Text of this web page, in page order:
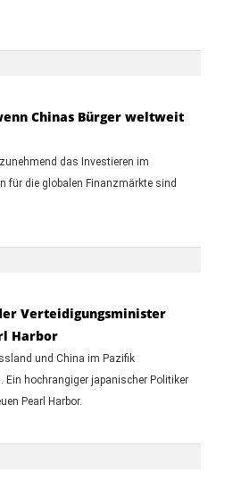
Chinas Bürger weltweit
das Investieren im
für die globalen Finanzmärkte sind
Verteidigungsminister
Harbor
und China im Pazifik
Ein hochrangiger japanischer Politiker
Pearl Harbor.